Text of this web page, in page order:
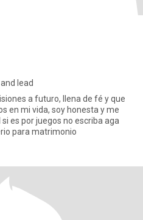
lead
a futuro, llena de fé y que
en mi vida, soy honesta y me
es por juegos no escriba aga
para matrimonio